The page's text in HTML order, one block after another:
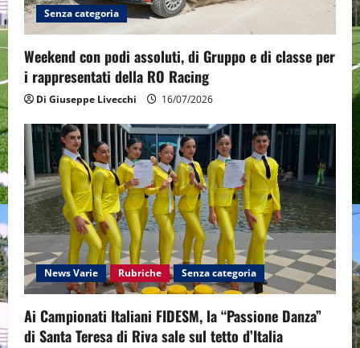
o
n
Senza categoria
Weekend con podi assoluti, di Gruppo e di classe per
i rappresentati della RO Racing
Di Giuseppe Livecchi 16/07/2026
News Varie Rubriche Senza categoria
Ai Campionati Italiani FIDESM, la “Passione Danza”
di Santa Teresa di Riva sale sul tetto d’Italia